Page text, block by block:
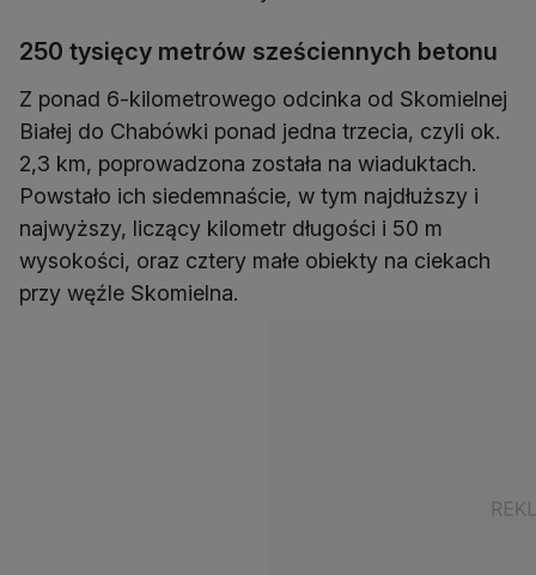
250 tysięcy metrów sześciennych betonu
Z ponad 6-kilometrowego odcinka od Skomielnej
Białej do Chabówki ponad jedna trzecia, czyli ok.
2,3 km, poprowadzona została na wiaduktach.
Powstało ich siedemnaście, w tym najdłuższy i
najwyższy, liczący kilometr długości i 50 m
wysokości, oraz cztery małe obiekty na ciekach
przy węźle Skomielna.